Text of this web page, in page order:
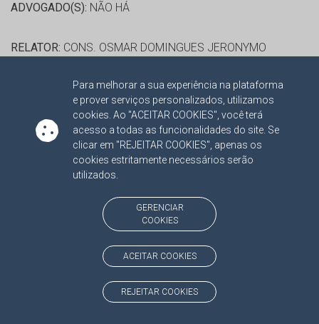
Para melhorar a sua experiência na plataforma
e prover serviços personalizados, utilizamos
cookies. Ao "ACEITAR COOKIES", você terá
acesso a todas as funcionalidades do site. Se
clicar em "REJEITAR COOKIES", apenas os
cookies estritamente necessários serão
utilizados.
GERENCIAR
COOKIES
ACEITAR COOKIES
REJEITAR COOKIES
ADVOGADO(S): NÃO HÁ
RELATOR: CONS. OSMAR DOMINGUES JERONYMO
PRESTAÇÃO DE CONTAS DE GESTÃO 2014
PROTOCOLO: 1593026
ORGÃO:
FUNDO DE MANUTENÇÃO E DESENVOLVIMENTO
DA EDUCAÇÃO BÁSICA E DE VALORIZAÇÃO DOS
PROFISSIONAIS DA EDUCAÇÃO DE LAGUNA CARAPA
NÃO HÁ
CONS. OSMAR DOMINGUES JERONYMO
TC/8274/2015
PRESTAÇÃO DE CONTAS DE GESTÃO 2014